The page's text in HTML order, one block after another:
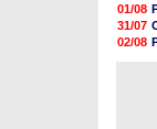
01/08
31/07
02/08